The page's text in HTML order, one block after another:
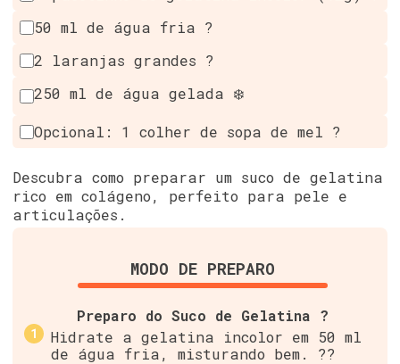
50 ml de água fria ?
2 laranjas grandes ?
250 ml de água gelada ❄️
Opcional: 1 colher de sopa de mel ?
Descubra como preparar um suco de gelatina
rico em colágeno, perfeito para pele e
articulações.
MODO DE PREPARO
Preparo do Suco de Gelatina ?
Hidrate a gelatina incolor em 50 ml
de água fria, misturando bem. ??